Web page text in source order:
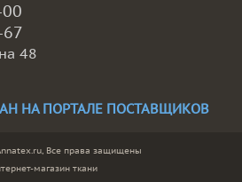
48
НА ПОРТАЛЕ ПОСТАВЩИКОВ
Все права защищены
магазин ткани